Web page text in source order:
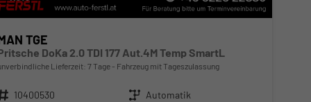
TGE
DoKa 2.0 TDI 177 Aut.4M Temp SmartL
Lieferzeit: 7 Tage Fahrzeug mit Tageszulassung
Fahrzeugnr. 10400530 Getriebe Automatik